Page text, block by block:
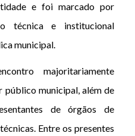
e foi marcado por
técnica e institucional
municipal.
majoritariamente
público municipal, além de
de órgãos de
Entre os presentes